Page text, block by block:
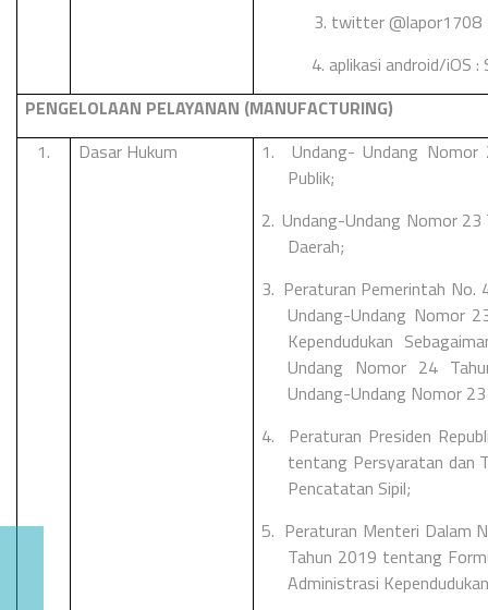
3. twitter @lapor1708
4. aplikasi android/iOS :
PENGELOLAAN PELAYANAN (MANUFACTURING)
1.
Dasar Hukum 1.
Undang- Undang
Publik;
2. Undang-Undang Nomor
Daerah;
3. Peraturan Pemerintah No.
Undang-Undang Nomor
Kependudukan
Undang Nomor 24
Undang-Undang Nomor
4.
Peraturan Presiden
tentang Persyaratan dan
Pencatatan Sipil;
5. Peraturan Menteri Dalam
Tahun 2019 tentang
Administrasi